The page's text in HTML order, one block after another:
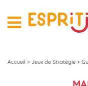
Accueil > Jeux de Stratégie >